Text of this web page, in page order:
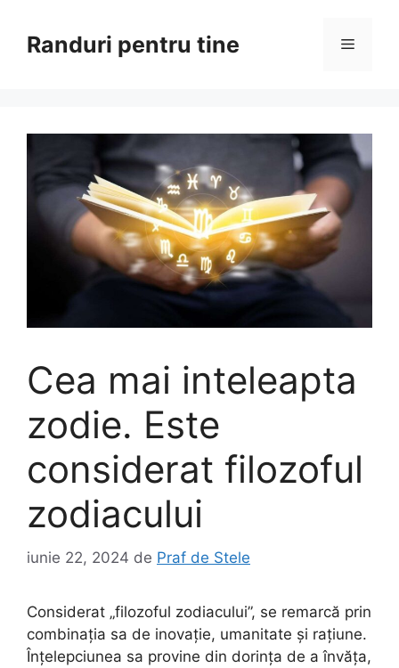
conținutRanduri pentru tine Meniu
Cea mai inteleapta
zodie. Este
considerat filozoful
zodiacului
iunie 22, 2024 de Praf de Stele
Considerat „filozoful zodiacului”, se remarcă prin
combinația sa de inovație, umanitate și rațiune.
Înțelepciunea sa provine din dorința de a învăța,